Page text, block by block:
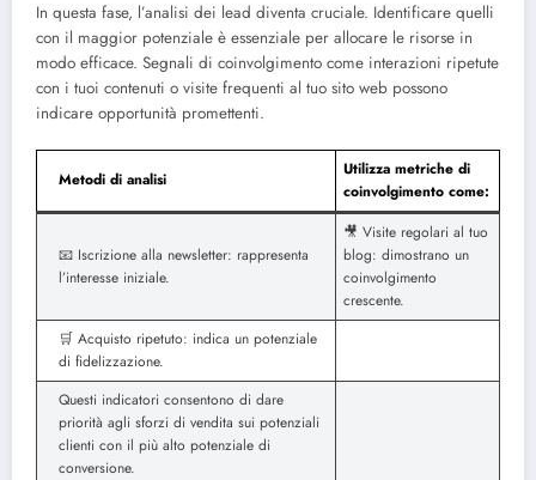
In questa fase, l’analisi dei lead diventa cruciale. Identificare quelli
con il maggior potenziale è essenziale per allocare le risorse in
modo efficace. Segnali di coinvolgimento come interazioni ripetute
con i tuoi contenuti o visite frequenti al tuo sito web possono
indicare opportunità promettenti.
Metodi di analisi
Utilizza metriche di
coinvolgimento come:
📧 Iscrizione alla newsletter: rappresenta
l’interesse iniziale.
🎥 Visite regolari al tuo
blog: dimostrano un
coinvolgimento
crescente.
🛒 Acquisto ripetuto: indica un potenziale
di fidelizzazione.
Questi indicatori consentono di dare
priorità agli sforzi di vendita sui potenziali
clienti con il più alto potenziale di
conversione.